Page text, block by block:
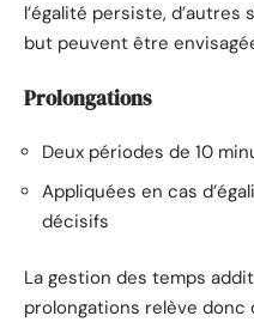
l’égalité persiste,
but peuvent être
Prolongations
Deux périodes de 10
Appliquées en cas
décisifs
La gestion des temps
prolongations relève donc